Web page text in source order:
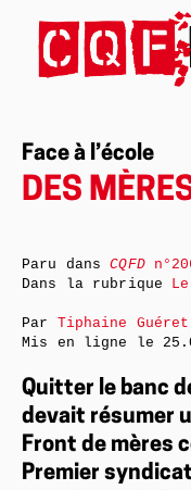
Face à l’école
DES
Quitter le banc
devait résumer
Front de mères
Premier
Paru dansCQFD
Dans la rubrique
Par Tiphaine Guéret
Mis en ligne le